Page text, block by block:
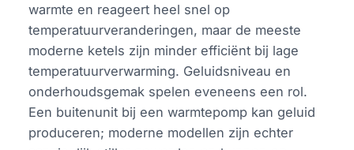
warmte en reageert heel snel op
temperatuurveranderingen, maar de meeste
moderne ketels zijn minder efficiënt bij lage
temperatuurverwarming. Geluidsniveau en
onderhoudsgemak spelen eveneens een rol.
Een buitenunit bij een warmtepomp kan geluid
produceren; moderne modellen zijn echter